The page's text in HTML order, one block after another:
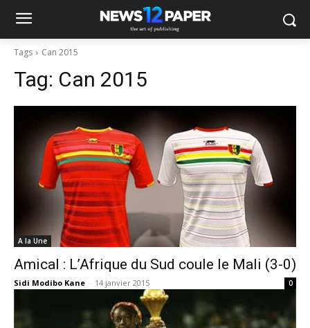
Tags Can 2015
Tag: Can 2015
A la Une
Amical : L’Afrique du Sud coule le Mali (3-0)
Sidi Modibo Kane - 14 janvier 2015 0